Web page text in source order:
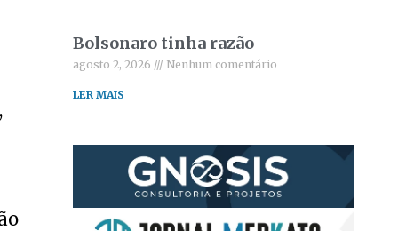
Bolsonaro tinha razão
agosto 2, 2026 Nenhum comentário
LER MAIS